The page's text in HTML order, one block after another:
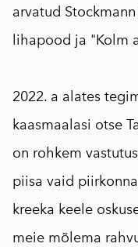
arvatud
lihapood ja "Kolm
2022. a alates
kaasmaalasi otse
on rohkem
piisa vaid
kreeka keele
meie mõlema